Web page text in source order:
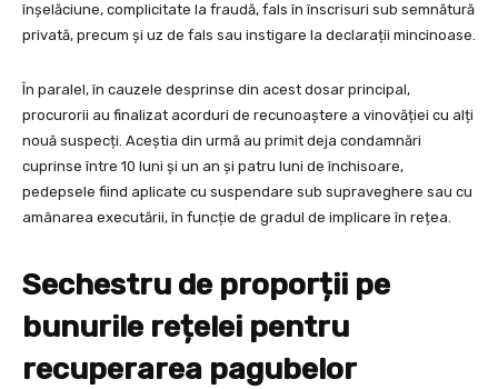
înșelăciune, complicitate la fraudă, fals în înscrisuri sub semnătură
privată, precum și uz de fals sau instigare la declarații mincinoase.
În paralel, în cauzele desprinse din acest dosar principal,
procurorii au finalizat acorduri de recunoaștere a vinovăției cu alți
nouă suspecți. Aceștia din urmă au primit deja condamnări
cuprinse între 10 luni și un an și patru luni de închisoare,
pedepsele fiind aplicate cu suspendare sub supraveghere sau cu
amânarea executării, în funcție de gradul de implicare în rețea.
Sechestru de proporții pe
bunurile rețelei pentru
recuperarea pagubelor